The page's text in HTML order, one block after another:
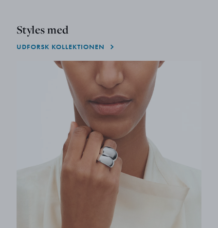
Styles med
UDFORSK KOLLEKTIONEN